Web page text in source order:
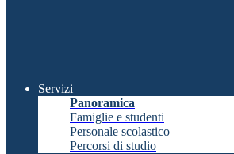
Servizi
Panoramica
Famiglie e studenti
Personale scolastico
Percorsi di studio